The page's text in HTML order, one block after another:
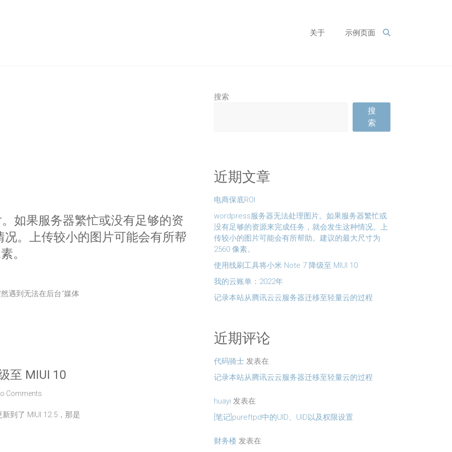
关于 示例页面
如果服务器繁忙或没有足够的资
。上传较小的图片可能会有所帮
。
遇到无法在后台“媒体
至 MIUI 10
Comments
到了 MIUI 12.5，那是
搜索
搜
索
近期文章
电商保底ROI
wordpress服务器无法处理图片。如果服务器繁忙或
没有足够的资源来完成任务，就会发生这种情况。上
传较小的图片可能会有所帮助。建议的最大尺寸为
2560 像素。
使用线刷工具将小米 Note 7 降级至 MIUI 10
我的云账单：2022年
记录本站从腾讯云云服务器迁移至轻量云的过程
近期评论
代码骑士 发表在
记录本站从腾讯云云服务器迁移至轻量云的过程
huayi 发表在
[笔记]pureftpd中的UID、UID以及权限设置
财务楼 发表在